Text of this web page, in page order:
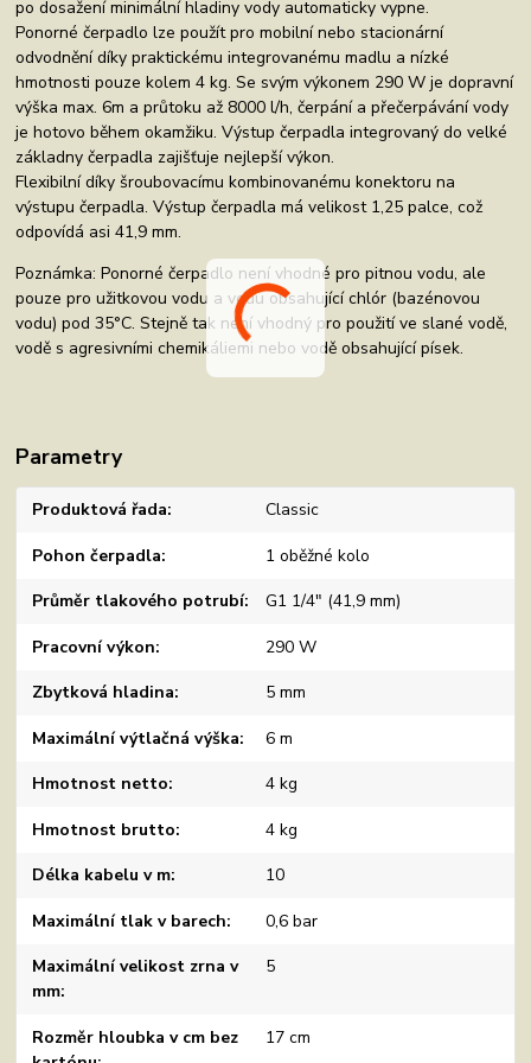
po dosažení minimální hladiny vody automaticky vypne.
Ponorné čerpadlo lze použít pro mobilní nebo stacionární
odvodnění díky praktickému integrovanému madlu a nízké
hmotnosti pouze kolem 4 kg. Se svým výkonem 290 W je dopravní
výška max. 6m a průtoku až 8000 l/h, čerpání a přečerpávání vody
je hotovo během okamžiku. Výstup čerpadla integrovaný do velké
základny čerpadla zajišťuje nejlepší výkon.
Flexibilní díky šroubovacímu kombinovanému konektoru na
výstupu čerpadla. Výstup čerpadla má velikost 1,25 palce, což
odpovídá asi 41,9 mm.
Poznámka: Ponorné čerpadlo není vhodné pro pitnou vodu, ale
pouze pro užitkovou vodu a vodu obsahující chlór (bazénovou
vodu) pod 35°C. Stejně tak není vhodný pro použití ve slané vodě,
vodě s agresivními chemikáliemi nebo vodě obsahující písek.
Parametry
Produktová řada Classic
Pohon čerpadla 1 oběžné kolo
Průměr tlakového potrubí G1 1/4" (41,9 mm)
Pracovní výkon 290 W
Zbytková hladina 5 mm
Maximální výtlačná výška 6 m
Hmotnost netto 4 kg
Hmotnost brutto 4 kg
Délka kabelu v m 10
Maximální tlak v barech 0,6 bar
Maximální velikost zrna v
mm
5
Rozměr hloubka v cm bez
17 cm